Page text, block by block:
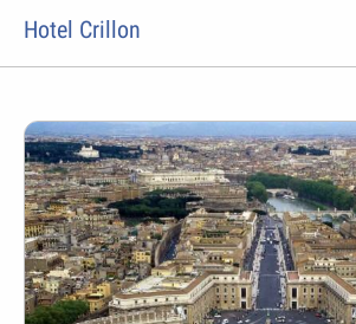
Hotel Crillon